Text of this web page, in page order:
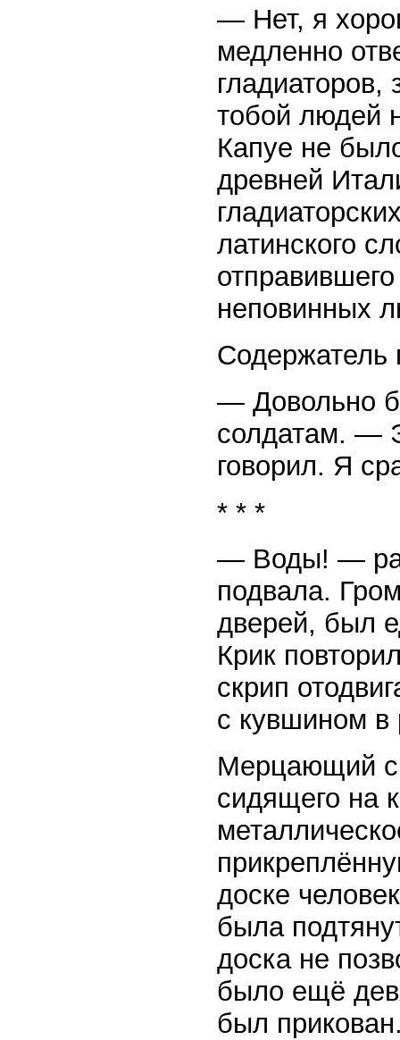
— Нет, я
медленно
гладиаторов,
тобой людей
Капуе не
древней
латинского
неповинных
Содержатель
— Довольно
солдатам. —
говорил. Я
* * *
— Воды! —
подвала.
дверей, был
Крик
скрип
с кувшином в
Мерцающий
сидящего на
доске
была
доска не
было ещё
был